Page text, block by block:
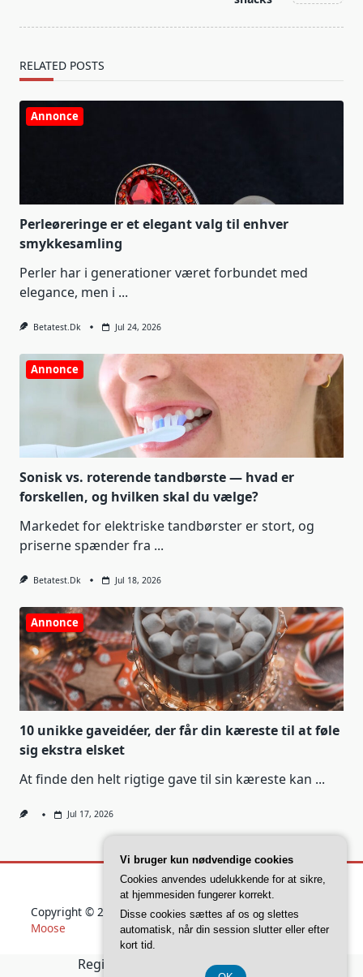
RELATED POSTS
Annonce
Perleøreringe er et elegant valg til enhver
smykkesamling
Perler har i generationer været forbundet med
elegance, men i ...
Betatest.dk Jul 24, 2026
Annonce
Sonisk vs. roterende tandbørste — hvad er
forskellen, og hvilken skal du vælge?
Markedet for elektriske tandbørster er stort, og
priserne spænder fra ...
Betatest.dk Jul 18, 2026
Annonce
10 unikke gaveidéer, der får din kæreste til at føle
sig ekstra elsket
At finde den helt rigtige gave til sin kæreste kan ...
Jul 17, 2026
Copyright © 2026Yuki Blogger ThemeDesigned By
Moose
Registreringsnummer 37 40 77 39
Vi bruger kun nødvendige cookies
Cookies anvendes udelukkende for at sikre,
at hjemmesiden fungerer korrekt.
Disse cookies sættes af os og slettes
automatisk, når din session slutter eller efter
kort tid.